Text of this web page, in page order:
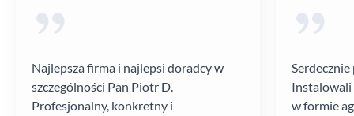
Najlepsza firma i najlepsi doradcy w
szczególności Pan Piotr D.
Profesjonalny, konkretny i
Instalowali
w formie